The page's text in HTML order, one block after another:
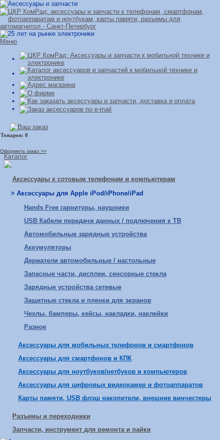
Меню
Оформить заказ >>
Каталог
Аксессуары к сотовым телефонам и компьютерам
> Аксессуары для Apple iPod/iPhone/iPad
Hands Free гарнитуры, наушники
USB Кабели передачи данных / подлючения к ТВ
Автомобильные зарядные устройства
Аккумуляторы
Держатели автомобильные / настольные
Запасные части, дисплеи, сенсорные стекла
Зарядные устройства сетевые
Защитные стекла и пленки для экранов
Чехлы, бамперы, кейсы, накладки, наклейки
Разное
Аксессуары для мобильных телефонов и смартфонов
Аксессуары для смартфонов и КПК
Аксессуары для ноутбуков/нетбуков и компьютеров
Аксессуары для цифровых видеокамер и фотоаппаратов
Карты памяти, USB флэш накопители, внешние винчестеры
Разъемы и переходники
Запчасти, инструмент для ремонта и пайки